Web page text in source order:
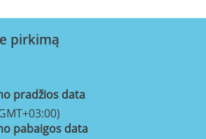
pirkimą
pradžios data
pabaigos data